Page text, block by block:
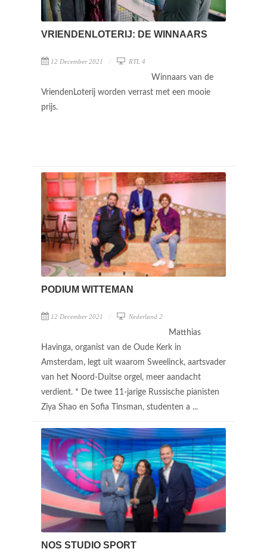
VRIENDENLOTERIJ: DE WINNAARS
12 December 2021 RTL 4
Winnaars van de
VriendenLoterij worden verrast met een mooie
prijs.
PODIUM WITTEMAN
12 December 2021 Nederland 2
Matthias
Havinga, organist van de Oude Kerk in
Amsterdam, legt uit waarom Sweelinck, aartsvader
van het Noord-Duitse orgel, meer aandacht
verdient. * De twee 11-jarige Russische pianisten
Ziya Shao en Sofia Tinsman, studenten a ...
NOS STUDIO SPORT